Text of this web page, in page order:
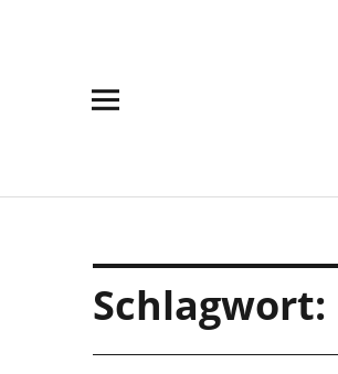
Schlagwort: